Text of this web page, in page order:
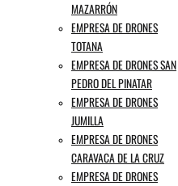
MAZARRÓN
EMPRESA DE DRONES
TOTANA
EMPRESA DE DRONES SAN
PEDRO DEL PINATAR
EMPRESA DE DRONES
JUMILLA
EMPRESA DE DRONES
CARAVACA DE LA CRUZ
EMPRESA DE DRONES